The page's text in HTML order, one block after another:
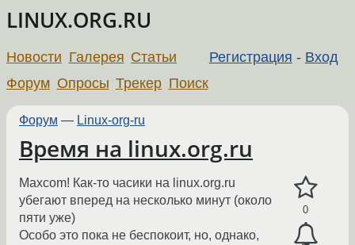
LINUX.ORG.RU
Регистрация - Вход
Новости Галерея Статьи
Форум Опросы Трекер Поиск
Форум — Linux-org-ru
Время на linux.org.ru
0
Maxcom! Как-то часики на linux.org.ru
убегают вперед на несколько минут (около
пяти уже)
Особо это пока не беспокоит, но, однако,